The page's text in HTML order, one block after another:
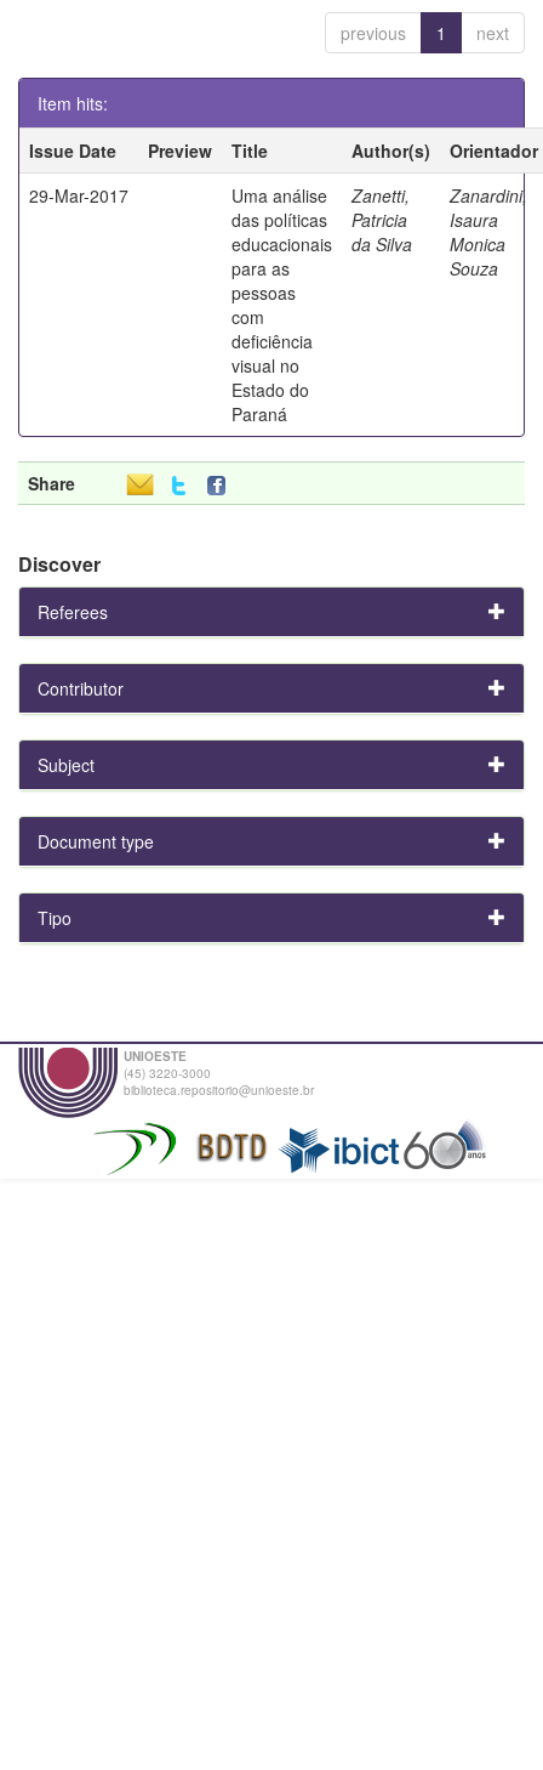
previous 1 next
Item hits:
Issue Date
Preview Title Author(s)
Orientador
29-Mar-2017
Uma análise
das políticas
educacionais
para as
pessoas
com
deficiência
visual no
Estado do
Paraná
Zanetti,
Patricia
da Silva
Zanardini,
Isaura
Monica
Souza
Share
Discover
Referees
Contributor
Subject
Document type
Tipo
UNIOESTE
(45) 3220-3000
biblioteca.repositorio@unioeste.br